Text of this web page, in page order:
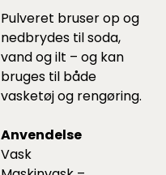
Pulveret bruser op og
nedbrydes til soda,
vand og ilt – og kan
bruges til både
vasketøj og rengøring.
Anvendelse
Vask